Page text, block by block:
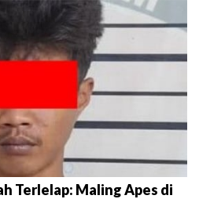
Terlelap: Maling Apes di